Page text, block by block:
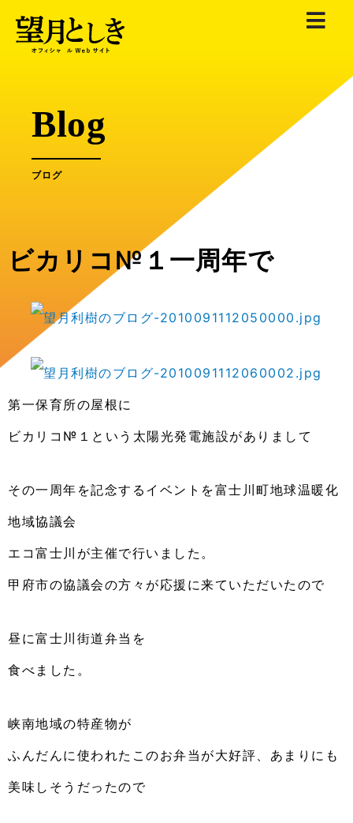
Blog
ブログ
ビカリコ№１一周年で
第一保育所の屋根に
ビカリコ№１という太陽光発電施設がありまして
その一周年を記念するイベントを富士川町地球温暖化
地域協議会
エコ富士川が主催で行いました。
甲府市の協議会の方々が応援に来ていただいたので
昼に富士川街道弁当を
食べました。
峡南地域の特産物が
ふんだんに使われたこのお弁当が大好評、あまりにも
美味しそうだったので